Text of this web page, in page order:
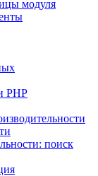
модуля
PHP
поиск